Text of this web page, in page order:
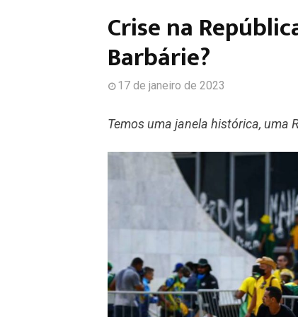
Crise na
Barbárie?
17 de janeiro de 2023
Temos uma janela histórica, uma